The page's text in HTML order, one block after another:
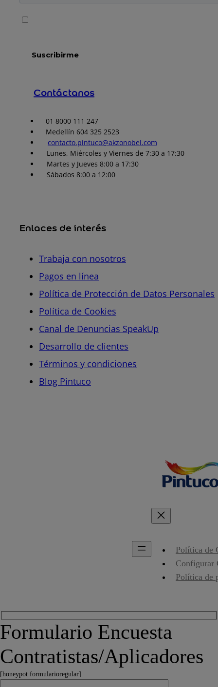
Contáctanos
01 8000 111 247
Medellín 604 325 2523
contacto.pintuco@akzonobel.com
Lunes, Miércoles y Viernes de 7:30 a 17:30
Martes y Jueves 8:00 a 17:30
Sábados 8:00 a 12:00
Enlaces de interés
Trabaja con nosotros
Pagos en línea
Política de Protección de Datos Personales
Política de Cookies
Canal de Denuncias SpeakUp
Desarrollo de clientes
Términos y condiciones
Blog Pintuco
Política de
Configurar
Política de
Formulario Encuesta
Contratistas/Aplicadores
[honeypot formularioregular]